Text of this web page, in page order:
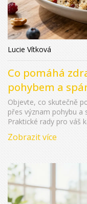
Lucie Vítková
Co pomáhá
pohybem a
Objevte, co skutečně
přes význam pohybu a
Praktické rady pro váš
Zobrazit více